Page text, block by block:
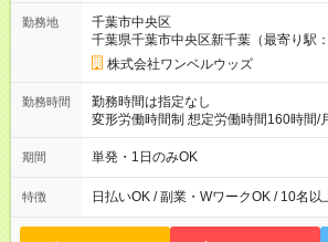
勤務地
千葉市中央区
千葉県千葉市中央区新千葉（最寄り駅：
株式会社ワンベルウッズ
勤務時間
勤務時間は指定なし
変形労働時間制 想定労働時間160時間/月 【シフト例】 ・10
00～20：00
期間 単発・1日のみOK
特徴 日払いOK / 副業・WワークOK / 10名以